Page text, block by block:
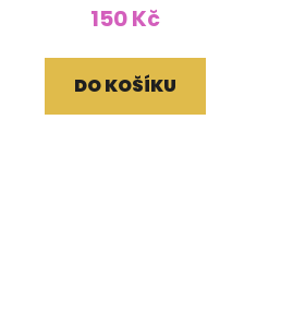
150 Kč
DO KOŠÍKU